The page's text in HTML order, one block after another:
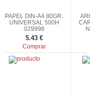
PAPEL DIN-A4 80GR.
UNIVERSAL 500H
029998
5.43 €
Comprar